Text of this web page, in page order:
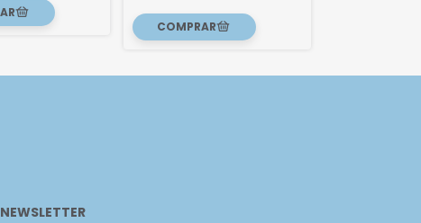
NEWSLETTER